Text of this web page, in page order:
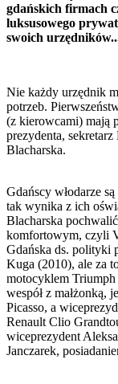
gdańskich firmach
luksusowego
swoich
Nie każdy urzędnik
potrzeb.
(z kierowcami) mają
prezydenta,
Blacharska.
Gdańscy włodarze
tak wynika z ich
Blacharska
komfortowym, czyli
Gdańska ds. polityki
Kuga (2010), ale za
motocyklem
wespół z małżonką,
Picasso, a
Renault Clio
wiceprezydent
Janczarek,